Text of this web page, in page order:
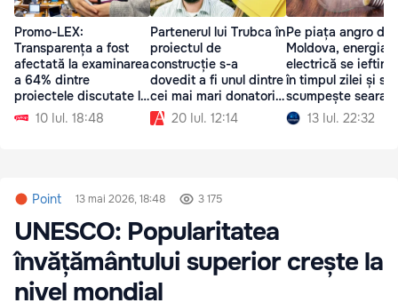
Promo-LEX:
Transparența a fost
afectată la examinarea
a 64% dintre
proiectele discutate la
ședința Parlamentului
10 Iul. 18:48
Partenerul lui Trubca în
proiectul de
construcție s-a
dovedit a fi unul dintre
cei mai mari donatori
al PAS20 Iul. 12:14
Pe piața angro din
Moldova, energia
electrică se
în timpul zilei și se
scumpește seara
13 Iul. 22:32
Point 13 mai 2026, 18:48 3 175
UNESCO: Popularitatea
învățământului superior crește la
nivel mondial